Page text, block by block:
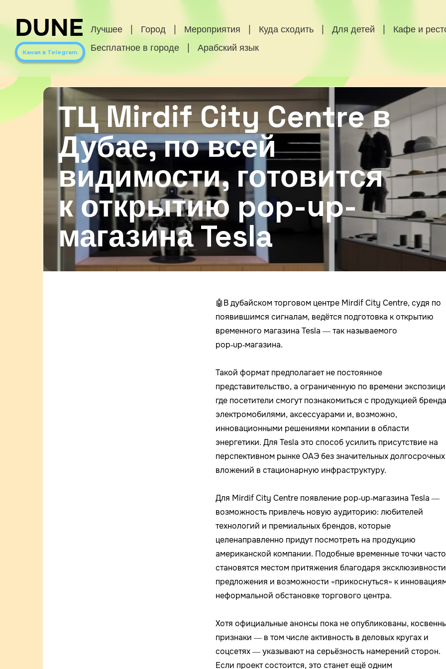
DUNE
Канал в Telegram
Лучшее Город Мероприятия Куда сходить Для детей
Кафе и
Бесплатное в городе
Арабский язык
ТЦ Mirdif City Centre в
Дубае, по всей
видимости, готовится
к открытию pop-up-
магазина Tesla
🤖В дубайском торговом центре Mirdif City Centre, судя по
появившимся сигналам, ведётся подготовка к открытию
временного магазина Tesla — так называемого
pop‑up‑магазина.
Такой формат предполагает не постоянное
представительство, а ограниченную по времени
где посетители смогут познакомиться с продукцией
электромобилями, аксессуарами и, возможно,
инновационными решениями компании в области
энергетики. Для Tesla это способ усилить присутствие на
перспективном рынке ОАЭ без значительных долгосрочных
вложений в стационарную инфраструктуру.
Для Mirdif City Centre появление pop‑up‑магазина Tesla —
возможность привлечь новую аудиторию: любителей
технологий и премиальных брендов, которые
целенаправленно придут посмотреть на продукцию
американской компании. Подобные временные точки часто
становятся местом притяжения благодаря эксклюзивности
предложения и возможности «прикоснуться» к
неформальной обстановке торгового центра.
Хотя официальные анонсы пока не опубликованы,
признаки — в том числе активность в деловых кругах и
соцсетях — указывают на серьёзность намерений сторон.
Если проект состоится, это станет ещё одним